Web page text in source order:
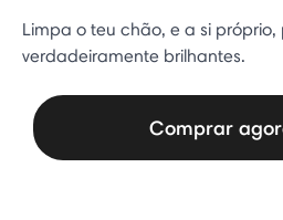
Limpa o teu chão, e a si
verdadeiramente brilhantes.
Comprar